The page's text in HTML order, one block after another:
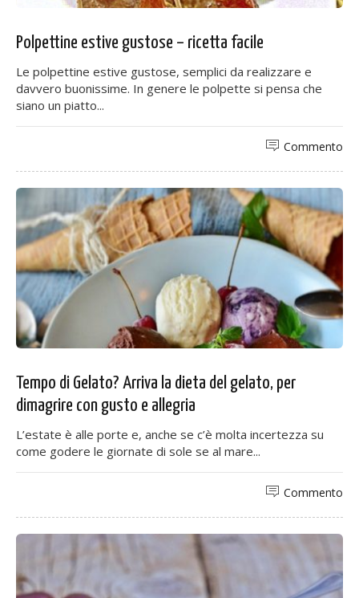
Polpettine estive gustose – ricetta facile
Le polpettine estive gustose, semplici da realizzare e
davvero buonissime. In genere le polpette si pensa che
siano un piatto...
Commento
Tempo di Gelato? Arriva la dieta del gelato, per
dimagrire con gusto e allegria
L’estate è alle porte e, anche se c’è molta incertezza su
come godere le giornate di sole se al mare...
Commento